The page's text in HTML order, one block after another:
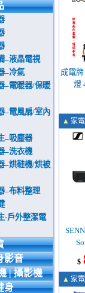
–液晶電視
–冷氣
–電暖器/保暖
–電風扇/室內
–吸塵器
–洗衣機
–烘鞋機/烘被
–布料整理
-戶外整潔電
影音
| 攝影機
身
成電
燈
▲ 家
$
▲ 家